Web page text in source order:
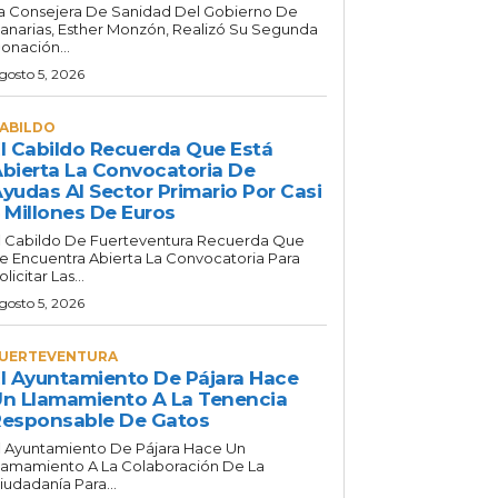
Consejera De Sanidad Del Gobierno De
Esther Monzón, Realizó Su Segunda
5, 2026
Cabildo Recuerda Que Está
La Convocatoria De
Al Sector Primario Por Casi
Millones De Euros
Cabildo De Fuerteventura Recuerda Que
Encuentra Abierta La Convocatoria Para
Las...
5, 2026
Ayuntamiento De Pájara Hace
Llamamiento A La Tenencia
De Gatos
Ayuntamiento De Pájara Hace Un
A La Colaboración De La
Para...